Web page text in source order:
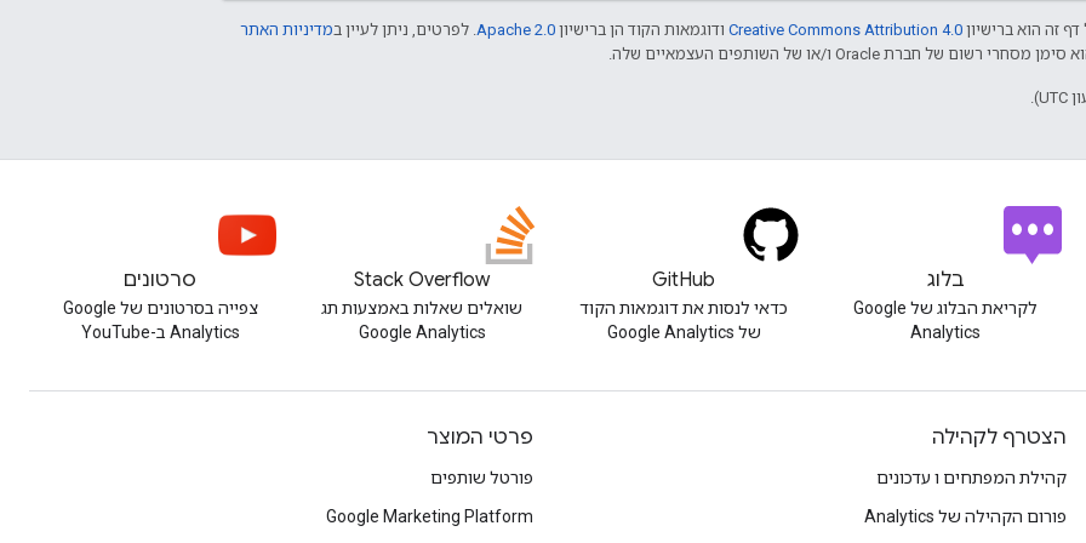
זה הוא ברישיון Creative Commons Attribution 4.0 ודוגמאות הקוד הן ברישיון Apache 2.0 . לפרטים, ניתן לעיין במדיניות האתר
בלוג
לקריאת הבלוג של Google
Analytics
GitHub
כדאי לנסות את דוגמאות הקוד
של Google Analytics
Stack Overflow
שואלים שאלות באמצעות תג
Google Analytics
סרטונים
צפייה בסרטונים של Google
Analytics ב-YouTube
הצטרף לקהילה
קהילת המפתחים ו עדכונים
פורום הקהילה של Analytics
פרטי המוצר
פורטל שותפים
Google Marketing Platform